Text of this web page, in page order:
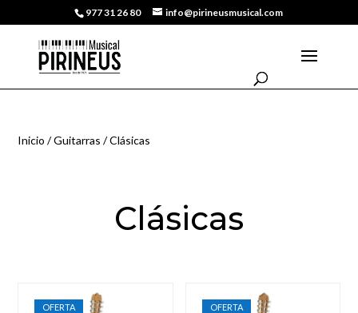
977 31 26 80 info@pirineusmusical.com
Inicio /Guitarras / Clásicas
Clásicas
OFERTA OFERTA